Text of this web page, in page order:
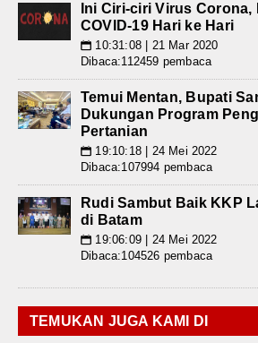
Ini Ciri-ciri Virus
COVID-19 Hari ke Hari
📅 10:31:08 | 21 Mar 2020
Dibaca:112459 pembaca
Temui Mentan, Bupati
Dukungan Program
Pertanian
📅 19:10:18 | 24 Mei 2022
Dibaca:107994 pembaca
Rudi Sambut Baik KKP
di Batam
📅 19:06:09 | 24 Mei 2022
Dibaca:104526 pembaca
TEMUKAN JUGA KAMI DI